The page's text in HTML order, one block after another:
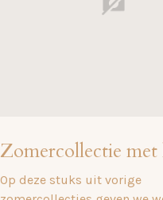
Zomercollectie
Op deze stuks uit vorige